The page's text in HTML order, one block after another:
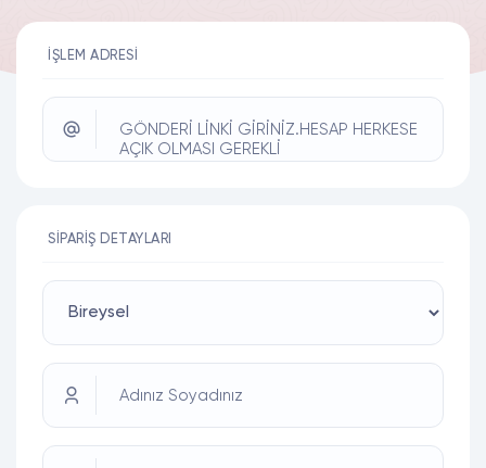
İŞLEM ADRESI
GÖNDERİ LİNKİ GİRİNİZ.HESAP HERKESE
AÇIK OLMASI GEREKLİ
SIPARIŞ DETAYLARI
Adınız Soyadınız